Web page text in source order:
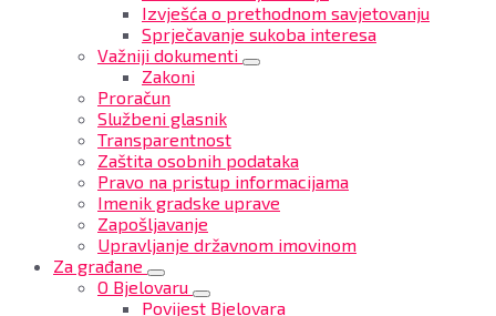
Izvješća o prethodnom savjetovanju
Sprječavanje sukoba interesa
Važniji dokumenti
Zakoni
Proračun
Službeni glasnik
Transparentnost
Zaštita osobnih podataka
Pravo na pristup informacijama
Imenik gradske uprave
Zapošljavanje
Upravljanje državnom imovinom
Za građane
O Bjelovaru
Povijest Bjelovara